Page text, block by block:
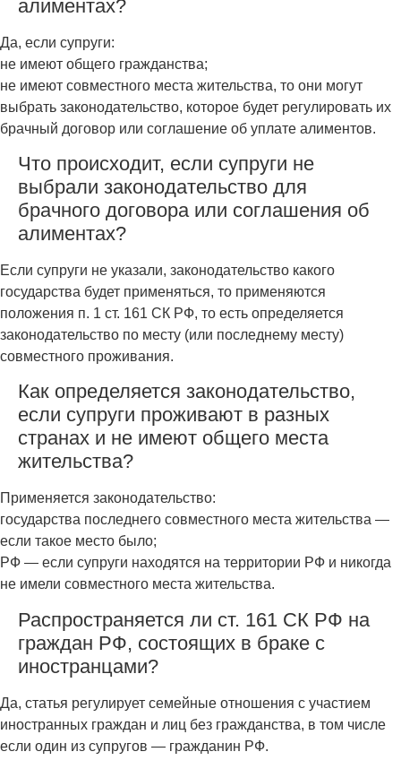
алиментах?
Да, если супруги:
не имеют общего гражданства;
не имеют совместного места жительства, то они могут
выбрать законодательство, которое будет регулировать их
брачный договор или соглашение об уплате алиментов.
Что происходит, если супруги не
выбрали законодательство для
брачного договора или соглашения об
алиментах?
Если супруги не указали, законодательство какого
государства будет применяться, то применяются
положения п. 1 ст. 161 СК РФ, то есть определяется
законодательство по месту (или последнему месту)
совместного проживания.
Как определяется законодательство,
если супруги проживают в разных
странах и не имеют общего места
жительства?
Применяется законодательство:
государства последнего совместного места жительства —
если такое место было;
РФ — если супруги находятся на территории РФ и никогда
не имели совместного места жительства.
Распространяется ли ст. 161 СК РФ на
граждан РФ, состоящих в браке с
иностранцами?
Да, статья регулирует семейные отношения с участием
иностранных граждан и лиц без гражданства, в том числе
если один из супругов — гражданин РФ.